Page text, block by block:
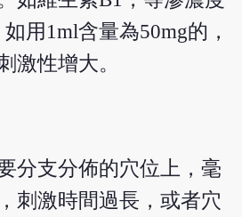
用1ml含量為50mg的，
激性增大。
分支分佈的穴位上，毫
刺激時間過長，或者穴